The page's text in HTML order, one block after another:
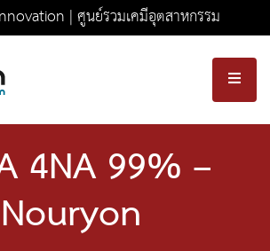
| ศูนย์รวมเคมีอุตสาหกรรม
4NA 99% –
Nouryon